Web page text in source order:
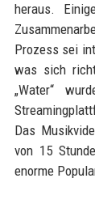
heraus.
Prozess sei
was sich
„Water“
Das
von 15
enorme